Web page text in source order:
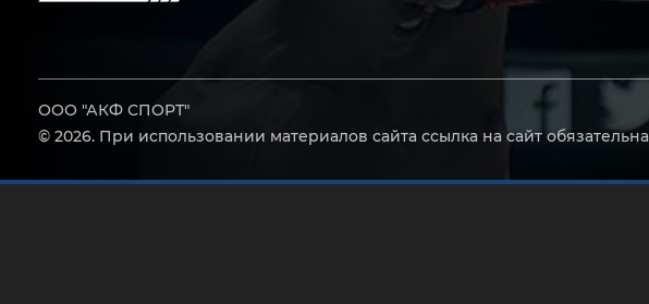
ООО "АКФ СПОРТ"
© 2026. При использовании материалов сайта ссылка на сайт обязательна